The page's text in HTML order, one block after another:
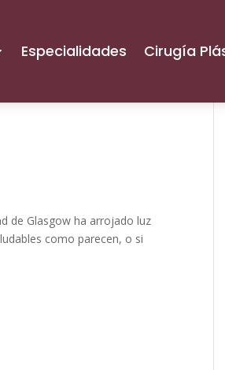
Especialidades Cirugía
de Glasgow ha arrojado luz
como parecen, o si